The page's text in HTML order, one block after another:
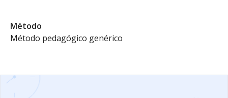
Método
Método pedagógico genérico